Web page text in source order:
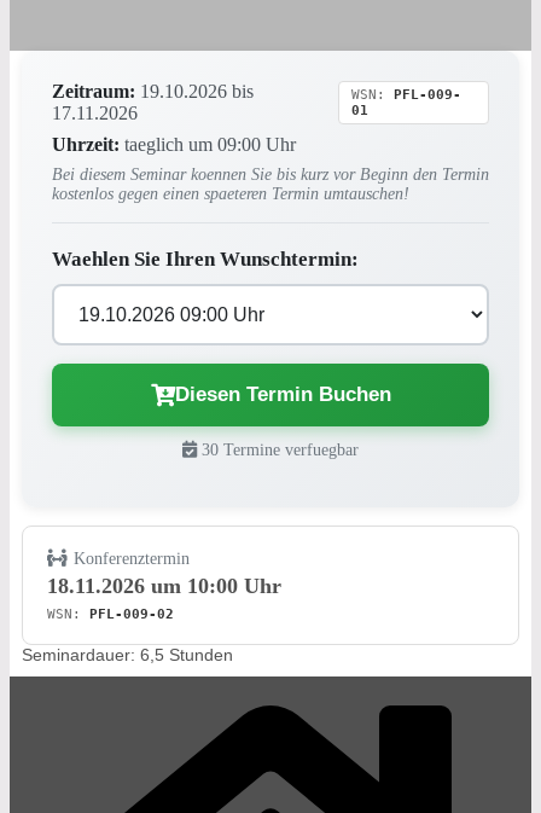
Zeitraum: 19.10.2026 bis
17.11.2026
WSN:PFL-009-
01
Uhrzeit: taeglich um 09:00 Uhr
Bei diesem Seminar koennen Sie bis kurz vor Beginn den Termin
kostenlos gegen einen spaeteren Termin umtauschen!
Waehlen Sie Ihren Wunschtermin:
Diesen Termin Buchen
30 Termine verfuegbar
Konferenztermin
18.11.2026 um 10:00 Uhr
WSN: PFL-009-02
Seminardauer: 6,5 Stunden